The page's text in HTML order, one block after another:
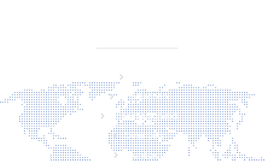
Producten
Laserveiligheid
Over ons
Contact